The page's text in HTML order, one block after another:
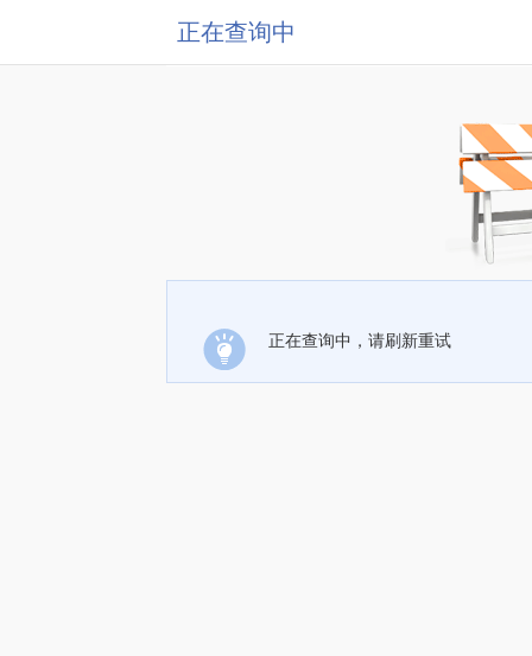
正在查询中
正在查询中，请刷新重试